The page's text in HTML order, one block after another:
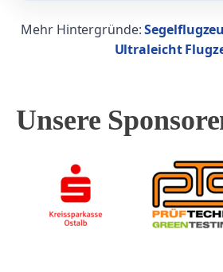
Mehr Hintergründe:
Ultraleicht
Unsere